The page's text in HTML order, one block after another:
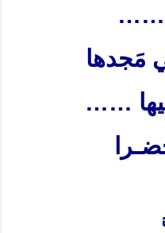
……
مَجدها
……